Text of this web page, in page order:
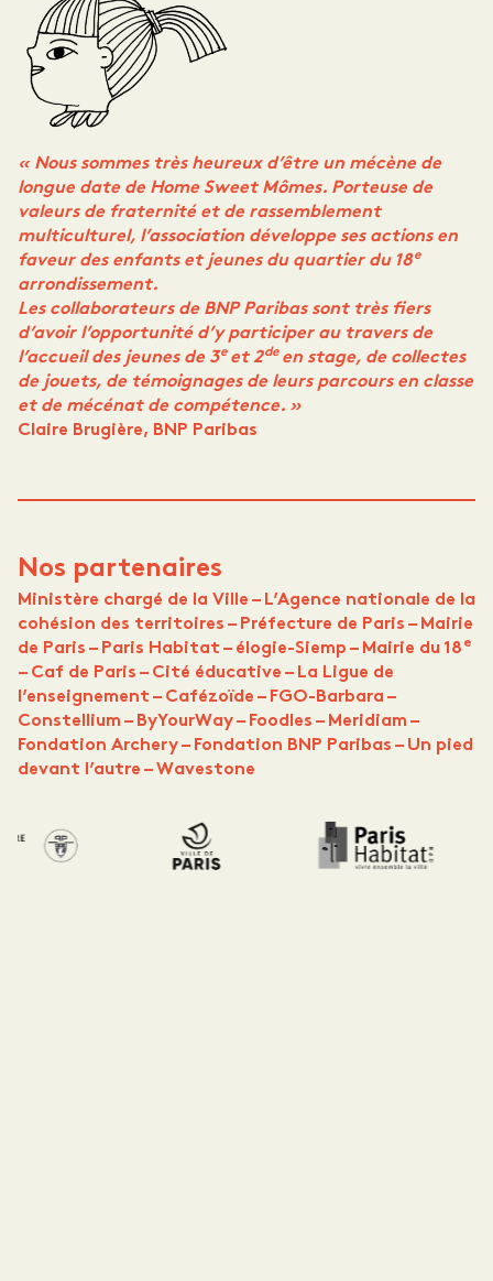
« Nous sommes très heureux d’être un mécène de
longue date de Home Sweet Mômes. Porteuse de
valeurs de fraternité et de rassemblement
multiculturel, l’association développe ses actions en
faveur des enfants et jeunes du quartier du 18e
arrondissement.
Les collaborateurs de BNP Paribas sont très fiers
d’avoir l’opportunité d’y participer au travers de
l’accueil des jeunes de 3eet 2deen stage, de collectes
de jouets, de témoignages de leurs parcours en classe
et de mécénat de compétence. »
Claire Brugière, BNP Paribas
Nos partenaires
Ministère chargé de la Ville – L’Agence nationale de la
cohésion des territoires – Préfecture de Paris – Mairie
de Paris – Paris Habitat – élogie-Siemp – Mairie du 18 e
– Caf de Paris – Cité éducative – La Ligue de
l’enseignement – Cafézoïde – FGO-Barbara –
Constellium – ByYourWay – Foodles – Meridiam –
Fondation Archery – Fondation BNP Paribas – Un pied
devant l’autre – Wavestone